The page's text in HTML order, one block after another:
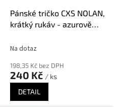
Pánské tričko CXS NOLAN,
krátký rukáv - azurově
Na dotaz
198,35 Kč bez DPH
240 Kč / ks
DETAIL